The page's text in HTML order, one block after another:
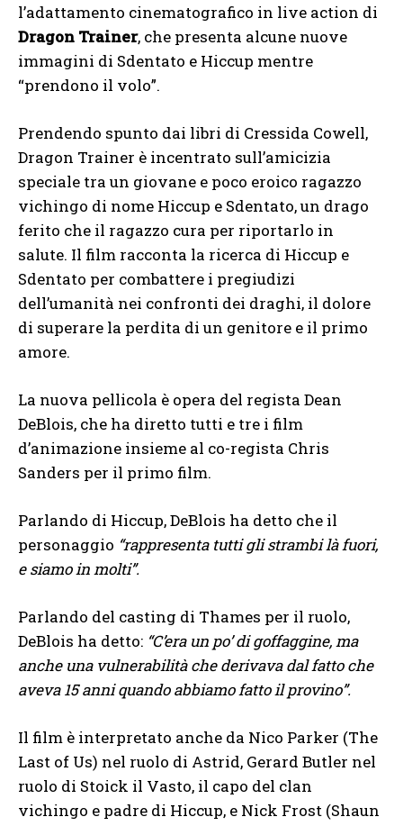
l’adattamento cinematografico in live action di
Dragon Trainer, che presenta alcune nuove
immagini di Sdentato e Hiccup mentre
“prendono il volo”.
Prendendo spunto dai libri di Cressida Cowell,
Dragon Trainer è incentrato sull’amicizia
speciale tra un giovane e poco eroico ragazzo
vichingo di nome Hiccup e Sdentato, un drago
ferito che il ragazzo cura per riportarlo in
salute. Il film racconta la ricerca di Hiccup e
Sdentato per combattere i pregiudizi
dell’umanità nei confronti dei draghi, il dolore
di superare la perdita di un genitore e il primo
amore.
La nuova pellicola è opera del regista Dean
DeBlois, che ha diretto tutti e tre i film
d’animazione insieme al co-regista Chris
Sanders per il primo film.
Parlando di Hiccup, DeBlois ha detto che il
personaggio “rappresenta tutti gli strambi là fuori,
e siamo in molti”.
Parlando del casting di Thames per il ruolo,
DeBlois ha detto: “C’era un po’ di goffaggine, ma
anche una vulnerabilità che derivava dal fatto che
aveva 15 anni quando abbiamo fatto il provino”.
Il film è interpretato anche da Nico Parker (The
Last of Us) nel ruolo di Astrid, Gerard Butler nel
ruolo di Stoick il Vasto, il capo del clan
vichingo e padre di Hiccup, e Nick Frost (Shaun